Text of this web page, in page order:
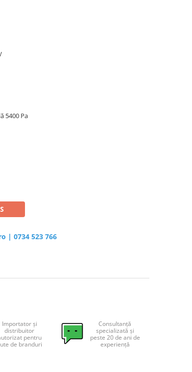
5400 Pa
| 0734 523 766
Importator și
distribuitor
pentru
de branduri
Consultanță
specializată și
peste 20 de ani de
experiență